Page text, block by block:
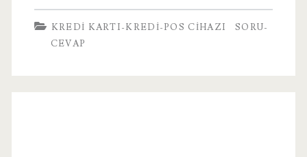
yani
kredi
KREDI KARTI-KREDI-POS CIHAZI
SORU-
CEVAP